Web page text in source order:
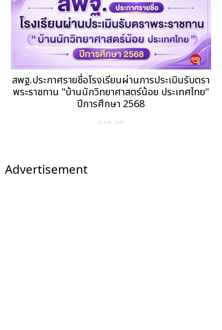
สพฐ.ประกาศรายชื่อโรงเรียนผ่านการประเมินรับตรา
พระราชทาน "บ้านนักวิทยาศาสตร์น้อย ประเทศไทย"
ปีการศึกษา 2568
22 ก.ค. 2569
Advertisement